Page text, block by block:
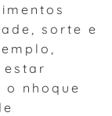
sorte e
estar
nhoque